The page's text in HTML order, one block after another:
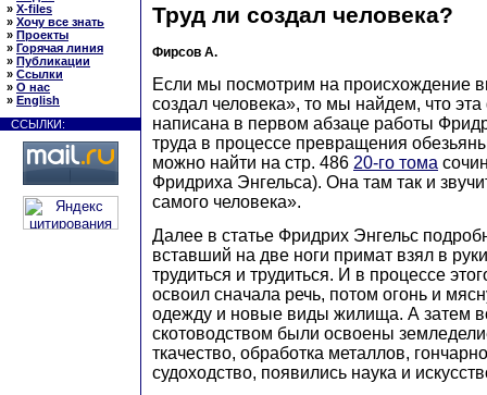
» X-files
» Хочу все знать
» Проекты
» Горячая линия
» Публикации
» Ссылки
» О нас
» English
ССЫЛКИ:
Труд ли создал человека?
Фирсов А.
Если мы посмотрим на происхождение
создал человека», то мы найдем, что
написана в первом абзаце работы
труда в процессе превращения
можно найти на стр. 486 20-го тома
Фридриха Энгельса). Она там так и
самого человека».
Далее в статье Фридрих Энгельс
вставший на две ноги примат взял в
трудиться и трудиться. И в процессе
освоил сначала речь, потом огонь и
одежду и новые виды жилища. А затем
скотоводством были освоены
ткачество, обработка металлов,
судоходство, появились наука и